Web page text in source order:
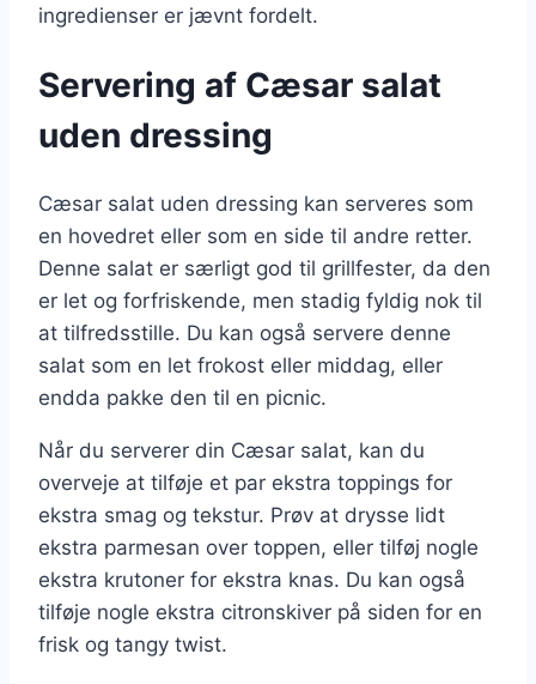
ingredienser er jævnt fordelt.
Servering af Cæsar salat
uden dressing
Cæsar salat uden dressing kan serveres som
en hovedret eller som en side til andre retter.
Denne salat er særligt god til grillfester, da den
er let og forfriskende, men stadig fyldig nok til
at tilfredsstille. Du kan også servere denne
salat som en let frokost eller middag, eller
endda pakke den til en picnic.
Når du serverer din Cæsar salat, kan du
overveje at tilføje et par ekstra toppings for
ekstra smag og tekstur. Prøv at drysse lidt
ekstra parmesan over toppen, eller tilføj nogle
ekstra krutoner for ekstra knas. Du kan også
tilføje nogle ekstra citronskiver på siden for en
frisk og tangy twist.